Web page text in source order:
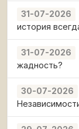
31-07-2026
история
31-07-2026
жадность?
30-07-2026